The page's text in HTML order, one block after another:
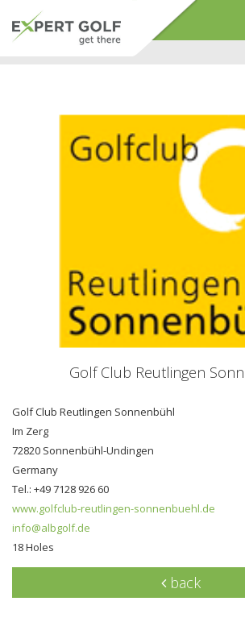
Golf Club Reutlingen
Golf Club Reutlingen Sonnenbühl
Im Zerg
72820 Sonnenbühl-Undingen
Germany
Tel.: +49 7128 926 60
www.golfclub-reutlingen-sonnenbuehl.de
info@albgolf.de
18 Holes
back